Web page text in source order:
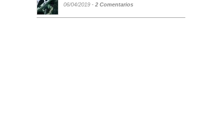
06/04/2019 - 2 Comentarios